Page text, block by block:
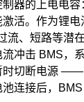
器的上电电
活。作为锂电
流、短路等潜
冲击 BMS，
时切断电源 ——
连接后，